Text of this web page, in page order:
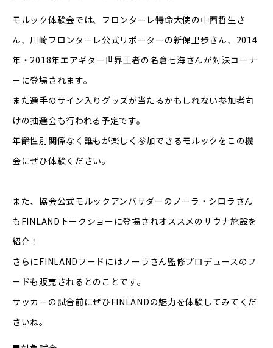
モルック体験会では、フロンターレ特命大使の中西哲生さ
ん、川崎フロンターレ公式リポーターの新保里歩さん、2014
年・2018年エアギター世界王者の名倉七海さんが対決コーナ
ーに登場されます。
また選手のサイン入りグッズが当たるかもしれない参加者向
けの抽選会も行われる予定です。
年齢性別関係なく誰もが楽しく参加できるモルックをこの機
会にぜひ体験ください。
また、協会公式モルックアンバサダーのノーラ・シロラさん
もFINLANDトークショーに登場されオススメのサウナ施設を
紹介！
さらにFINLANDフードにはノーラさん監修プロデュースのフ
ードも販売されるとのことです。
サッカーの試合前にぜひFINLANDの魅力を体験してみてくだ
さいね。